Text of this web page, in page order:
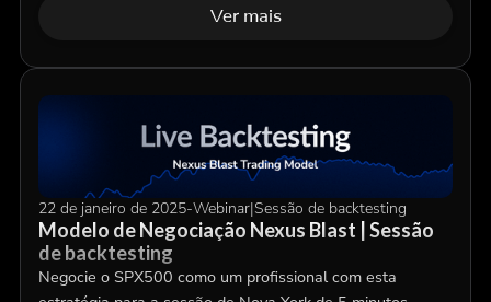
Ver mais
22 de janeiro de 2025-Webinar|Sessão de backtesting
Modelo de Negociação Nexus Blast | Sessão
de backtesting
Negocie o SPX500 como um profissional com esta